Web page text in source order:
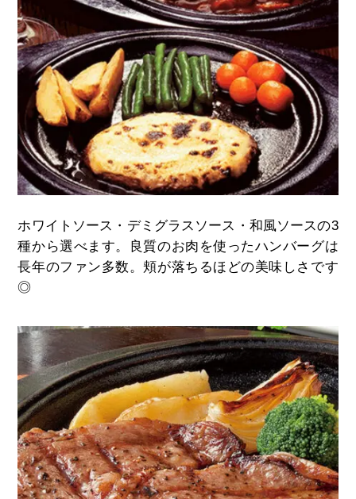
ホワイトソース・デミグラスソース・和風ソースの3
種から選べます。良質のお肉を使ったハンバーグは
長年のファン多数。頬が落ちるほどの美味しさです
◎